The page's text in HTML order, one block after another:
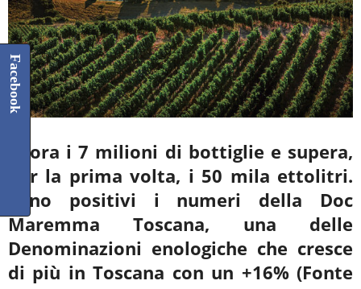
Sfiora i 7 milioni di bottiglie e supera,
per la prima volta, i 50 mila ettolitri.
Sono positivi i numeri della Doc
Maremma Toscana, una delle
Denominazioni enologiche che cresce
di più in Toscana con un +16% (Fonte
Facebook